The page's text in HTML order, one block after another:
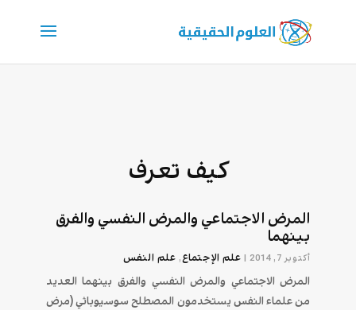
كيف تعرف
المرض الاجتماعي والمرض النفسي والفرق
بينهما
أكتوبر 7, 2014 | علم الإجتماع, علم النفس
المرض الاجتماعي والمرض النفسي والفرق بينهما العديد
من علماء النفس يستخدمون المصطلح سوسيوباثي (مرض